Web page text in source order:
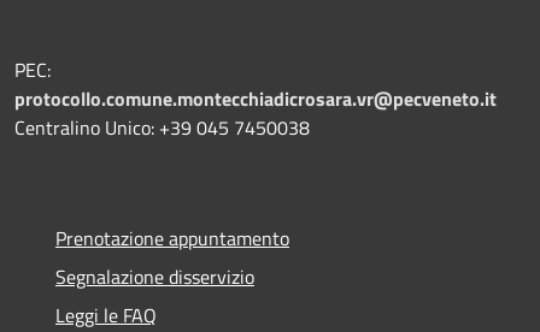
PEC:
protocollo.comune.montecchiadicrosara.vr@pecveneto.it
Centralino Unico: +39 045 7450038
Prenotazione appuntamento
Segnalazione disservizio
Leggi le FAQ